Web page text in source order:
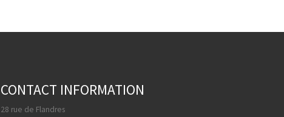
CONTACT INFORMATION
28 rue de Flandres